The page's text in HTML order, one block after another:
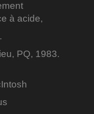
à acide,
PQ, 1983.